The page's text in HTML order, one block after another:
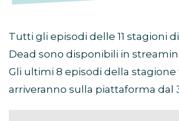
Tutti gli episodi delle 11 stagioni
Dead sono disponibili in
Gli ultimi 8 episodi della stagione
arriveranno sulla piattaforma dal